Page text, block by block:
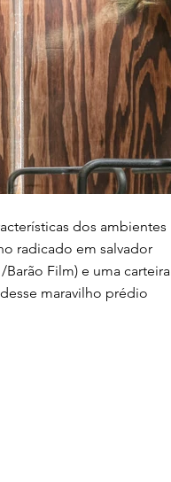
dos ambientes
radicado em salvador
Film) e uma carteira
maravilho prédio